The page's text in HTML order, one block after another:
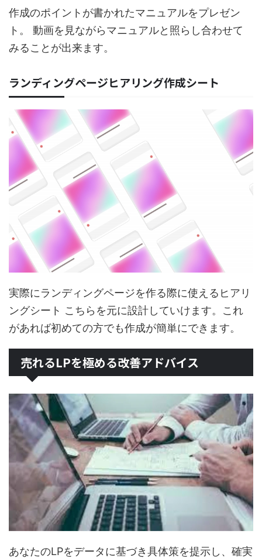
作成のポイントが書かれたマニュアルをプレゼン
ト。 動画を見ながらマニュアルと照らし合わせて
みることが出来ます。
ランディングページヒアリング作成シート
実際にランディングページを作る際に使えるヒアリ
ングシート こちらを元に設計していけます。これ
があれば初めての方でも作成が簡単にできます。
売れるLPを極める改善アドバイス
あなたのLPをデータに基づき具体策を提示し、確実